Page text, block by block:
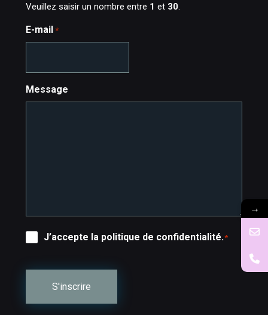
Veuillez saisir un nombre entre 1 et 30.
E-mail *
Message
RGPDJ’accepte la politique de confidentialité.*
→